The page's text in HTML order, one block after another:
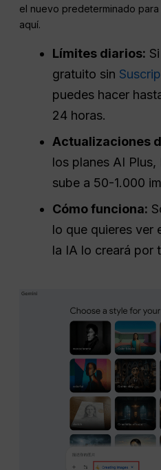
el nuevo predeterminado
aquí.
Límites diarios:
gratuito sin
puedes hacer
24 horas.
Actualizaciones
los planes AI
sube a 50-1.000
Cómo funciona:
lo que quieres ver
la IA lo creará por